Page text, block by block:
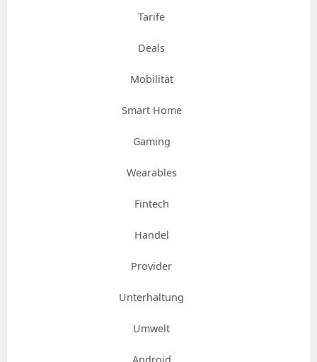
Tarife
Deals
Mobilität
Smart Home
Gaming
Wearables
Fintech
Handel
Provider
Unterhaltung
Umwelt